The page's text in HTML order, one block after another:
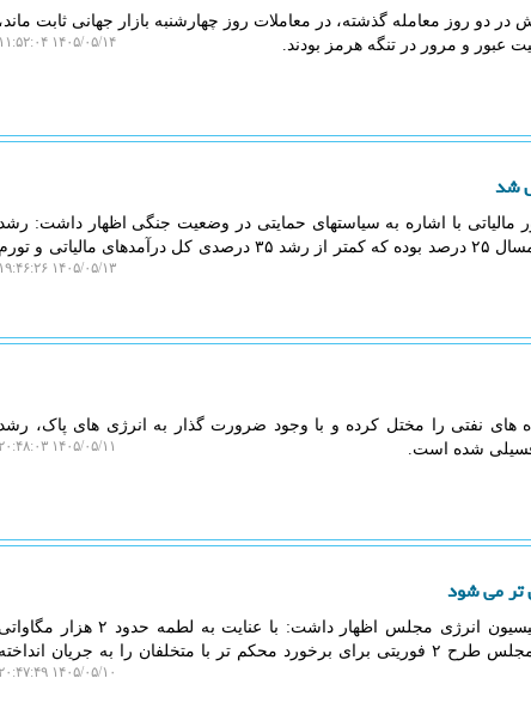
دو روز معامله گذشته، در معاملات روز چهارشنبه بازار جهانی ثابت ماند،
عبور و مرور در تنگه هرمز بودند.
۱۴۰۵/۰۵/۱۴ ۱۱:۵۲:۰۴
با اشاره به سیاستهای حمایتی در وضعیت جنگی اظهار داشت: رشد
مالیات اشخاص حقوقی و شرکتها در بهار امسال ۲۵ درصد بوده که کمتر از رشد ۳۵ درصدی کل درآمدهای مالیاتی و تورم
۱۴۰۵/۰۵/۱۳ ۱۹:۴۶:۲۶
های نفتی را مختل کرده و با وجود ضرورت گذار به انرژی های پاک،
فسیلی شده است.
۱۴۰۵/۰۵/۱۱ ۲۰:۴۸:۰۳
تر می شود
به گزارش ایزو وب، رییس کمیته برق کمیسیون انرژی مجلس اظهار داشت: با عنایت به لطمه حدود ۲ هزار مگاواتی
ماینرهای بدون مجوز به توان برق کشور، مجلس طرح ۲ فوریتی برای برخورد محکم تر با متخلفان را به جریان انداخته
۱۴۰۵/۰۵/۱۰ ۲۰:۴۷:۴۹